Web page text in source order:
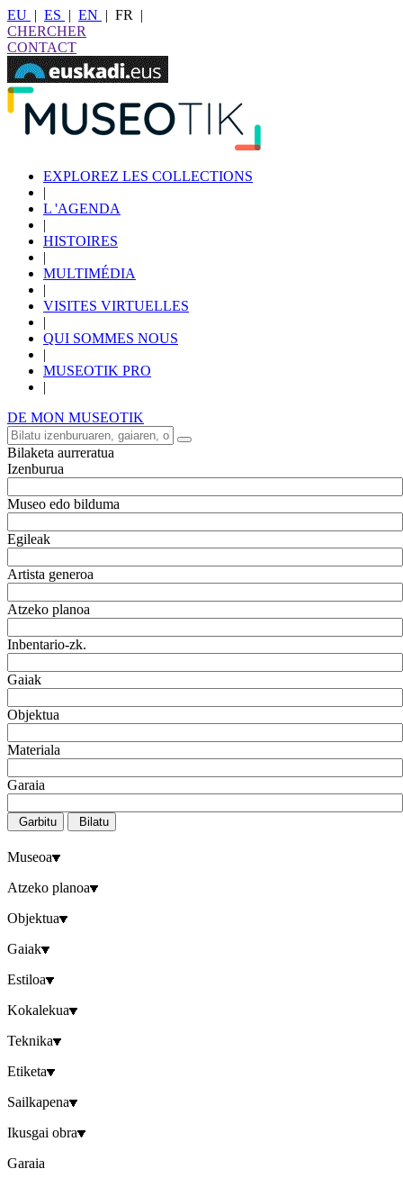
EU | ES | EN | FR
|
CHERCHER
CONTACT
EXPLOREZ LES COLLECTIONS
|
L 'AGENDA
|
HISTOIRES
|
MULTIMÉDIA
|
VISITES VIRTUELLES
|
QUI SOMMES NOUS
|
MUSEOTIK PRO
|
DE MON MUSEOTIK
Bilaketa aurreratua
Izenburua
Museo edo bilduma
Egileak
Artista generoa
Atzeko planoa
Inbentario-zk.
Gaiak
Objektua
Materiala
Garaia
Garbitu Bilatu
Museoa
Atzeko planoa
Objektua
Gaiak
Estiloa
Kokalekua
Teknika
Etiketa
Sailkapena
Ikusgai obra
Garaia